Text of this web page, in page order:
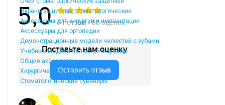
Экраны защитные стоматологические
Аксессуары для хирургии и имплантации
Аксессуары для ортопедии
Демонстрационные модели челюстей с зубами
Учебные модели челюстей с зубами
Общие аксессуары
Хирургические тренажеры
Стоматологические сувениры